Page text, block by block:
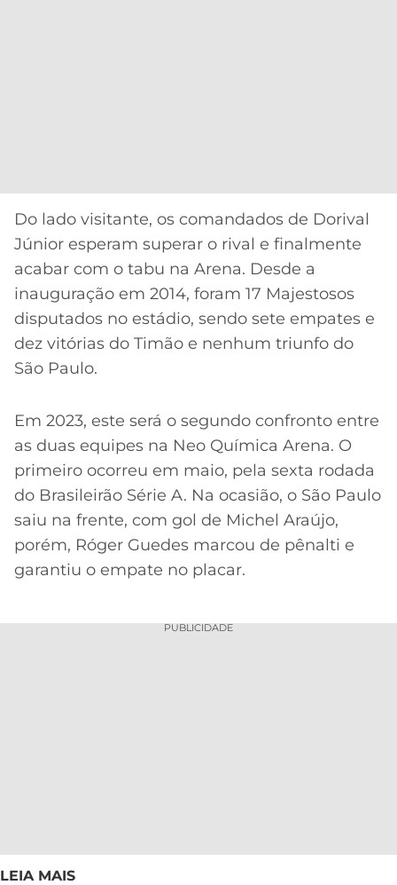
Do lado visitante, os comandados de Dorival
Júnior esperam superar o rival e finalmente
acabar com o tabu na Arena. Desde a
inauguração em 2014, foram 17 Majestosos
disputados no estádio, sendo sete empates e
dez vitórias do Timão e nenhum triunfo do
São Paulo.
Em 2023, este será o segundo confronto entre
as duas equipes na Neo Química Arena. O
primeiro ocorreu em maio, pela sexta rodada
do Brasileirão Série A. Na ocasião, o São Paulo
saiu na frente, com gol de Michel Araújo,
porém, Róger Guedes marcou de pênalti e
garantiu o empate no placar.
PUBLICIDADE
LEIA MAIS